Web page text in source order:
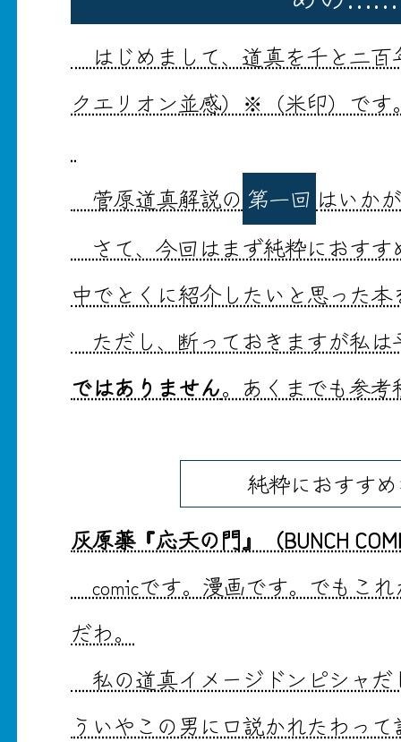
はじめまして、道真を千と二百
クエリオン並感）※（米印）です
菅原道真解説の 第一回 はいか
さて、今回はまず純粋におすす
中でとくに紹介したいと思った
ただし、断っておきますが私は
ではありません。あくまでも参
純粋におすす
灰原薬『応天の門』（BUNCH
comicです。漫画です。でもこ
だわ。
私の道真イメージドンピシャだ
ういやこの男に口説かれたわっ